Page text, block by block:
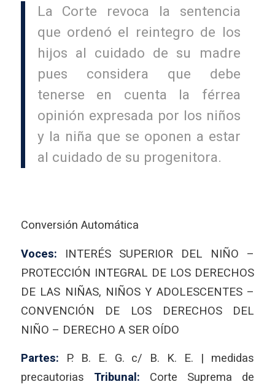
La Corte revoca la sentencia
que ordenó el reintegro de los
hijos al cuidado de su madre
pues considera que debe
tenerse en cuenta la férrea
opinión expresada por los niños
y la niña que se oponen a estar
al cuidado de su progenitora.
Conversión Automática
Voces: INTERÉS SUPERIOR DEL NIÑO –
PROTECCIÓN INTEGRAL DE LOS DERECHOS
DE LAS NIÑAS, NIÑOS Y ADOLESCENTES –
CONVENCIÓN DE LOS DERECHOS DEL
NIÑO – DERECHO A SER OÍDO
Partes: P. B. E. G. c/ B. K. E. | medidas
precautorias Tribunal: Corte Suprema de